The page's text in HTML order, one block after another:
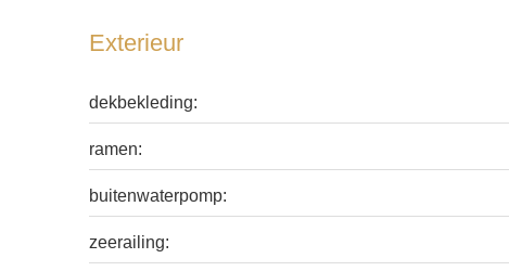
Exterieur
dekbekleding:
ramen:
buitenwaterpomp:
zeerailing: